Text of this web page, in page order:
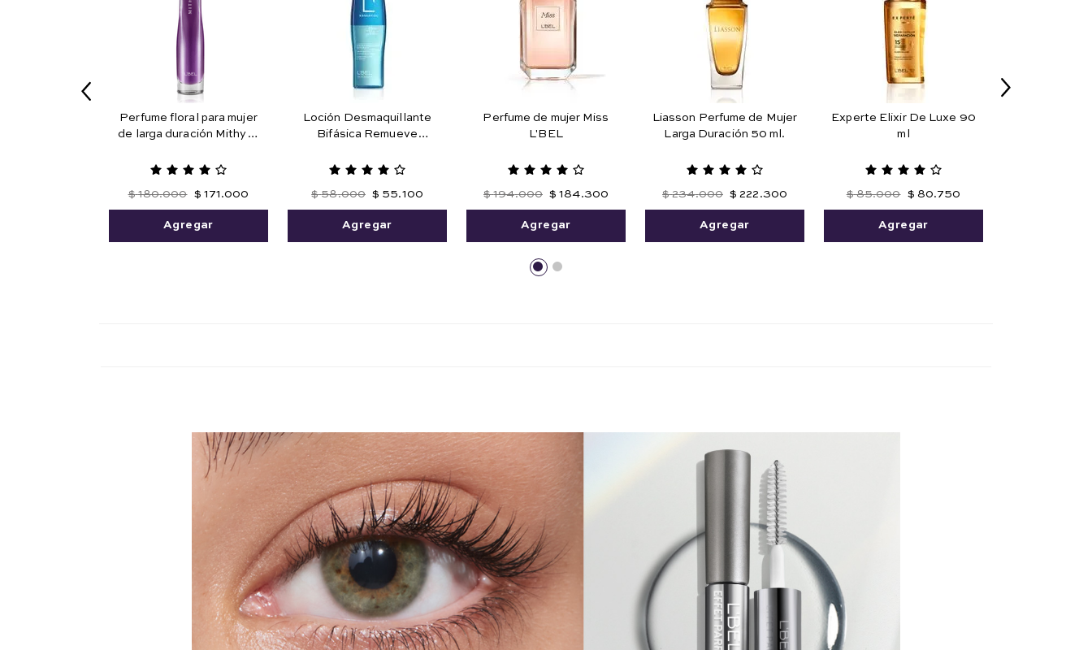
Perfume floral para mujer
de larga duración Mithyka
$ 180.000 $ 171 .000
Agregar
Loción Desmaquillante
Bifásica Remueve
Agua 125 ml
$ 58.000 $ 55.100
Agregar
Perfume de mujer Miss
L'BEL
$ 194.000 $ 184.300
Agregar
Liasson Perfume de Mujer
Larga Duración 50 ml.
$ 234.000 $ 222 .300
Agregar
Experte Elixir De Luxe 90
ml
$ 85.000 $ 80.750
Agregar